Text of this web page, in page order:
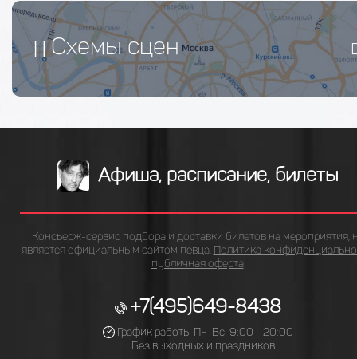
Схемы сцен
Афиша, расписание, билеты
Консьерж-сервис подбора и доставки билетов на мероприятия,
является официальным сайтом певца. Политика
публичная оферта.
+7(495)649-8438
График работы Пн-Вс: 9:00 - 20:00
Без выходных и праздников.